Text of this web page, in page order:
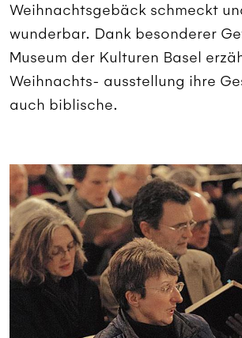
Weihnachtsgebäck schmeckt
wunderbar. Dank besonderer
Museum der Kulturen Basel
Weihnachts- ausstellung ihre
auch biblische.